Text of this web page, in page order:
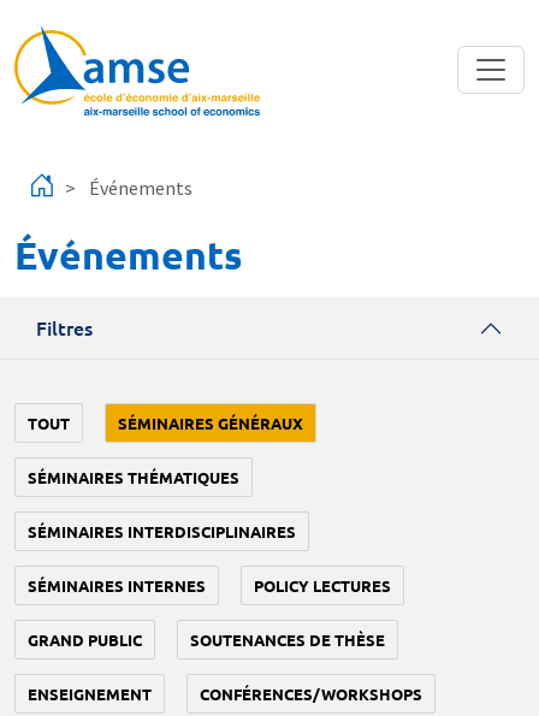
Événements
Événements
Filtres
TOUT SÉMINAIRES GÉNÉRAUX
SÉMINAIRES THÉMATIQUES
SÉMINAIRES INTERDISCIPLINAIRES
SÉMINAIRES INTERNES POLICY LECTURES
GRAND PUBLIC SOUTENANCES DE THÈSE
ENSEIGNEMENT CONFÉRENCES/WORKSHOPS